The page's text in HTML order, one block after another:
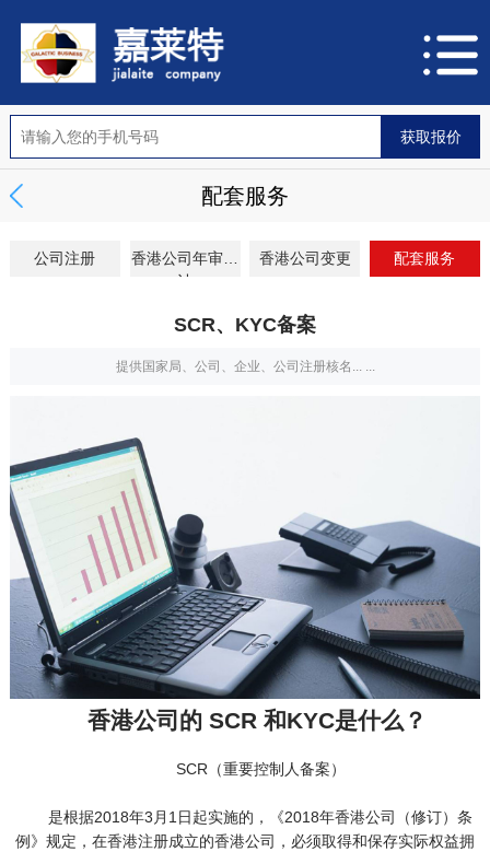
配套服务
公司注册
香港公司年审审
计
香港公司变更 配套服务
SCR、KYC备案
提供国家局、公司、企业、公司注册核名... ...
香港公司的 SCR 和KYC是什么？
SCR（重要控制人备案）
是根据2018年3月1日起实施的，《2018年香港公司（修订）条
例》规定，在香港注册成立的香港公司，必须取得和保存实际权益拥